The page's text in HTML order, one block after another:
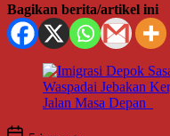
Bagikan berita/artikel ini